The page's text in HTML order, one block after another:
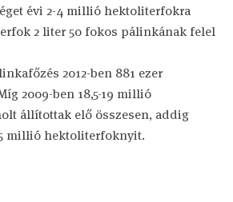
évi 2-4 millió hektoliterfokra
2 liter 50 fokos pálinkának felel
2012-ben 881 ezer
2009-ben 18,5-19 millió
állítottak elő összesen, addig
millió hektoliterfoknyit.